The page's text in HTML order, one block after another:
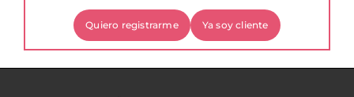
Quiero registrarme Ya soy cliente